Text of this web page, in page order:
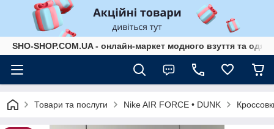
SHO-SHOP.COM.UA - онлайн-маркет модного взуття та
Товари та послуги Nike AIR FORCE • DUNK